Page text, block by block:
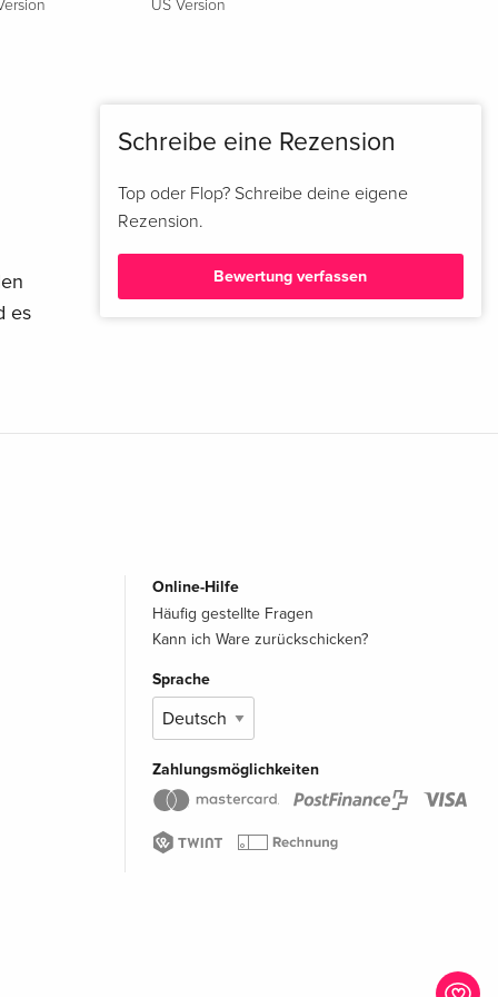
US Version
es
Schreibe eine Rezension
Top oder Flop? Schreibe deine eigene
Rezension.
Bewertung verfassen
Online-Hilfe
Häufig gestellte Fragen
Kann ich Ware zurückschicken?
Sprache
Zahlungsmöglichkeiten